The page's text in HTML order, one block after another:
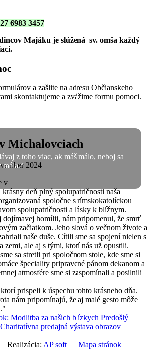
6983 3457
Majáku je slúžená sv. omša každý
a zašlite na adresu Občianskeho
skontaktujeme a zvážime formu pomoci.
z toho viac, ak máš málo, neboj sa
mála.“
Michalovciach
2024
v
deň plný spolupatričnosti naša
spoločne s rímskokatolíckou
spolupatričnosti a lásky k blížnym.
dojímavej homílii, nám pripomenul, že smrť
začiatkom. Jeho slová o večnom živote a
naše duše. Cítili sme sa spojení nielen s
zemi, ale aj s tými, ktorí nás už opustili.
sa stretli pri spoločnom stole, kde sme si
špeciality pripravené pánom dekanom a
atmosfére sme si zaspomínali a posilnili
prispeli k úspechu tohto krásneho dňa.
nám pripomínajú, že aj malé gesto môže
Modlitba za našich blízkych Predošlý
predajná výstava obrazov
Realizácia: AP soft
Mapa stránok